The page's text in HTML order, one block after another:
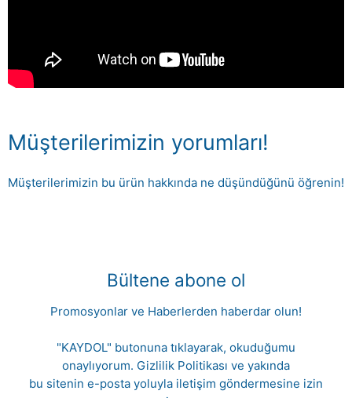
Müşterilerimizin yorumları!
Müşterilerimizin bu ürün hakkında ne düşündüğünü öğrenin!
Bültene abone ol
Promosyonlar ve Haberlerden haberdar olun!
"KAYDOL" butonuna tıklayarak, okuduğumu
onaylıyorum. Gizlilik Politikası ve yakında
bu sitenin e-posta yoluyla iletişim göndermesine izin